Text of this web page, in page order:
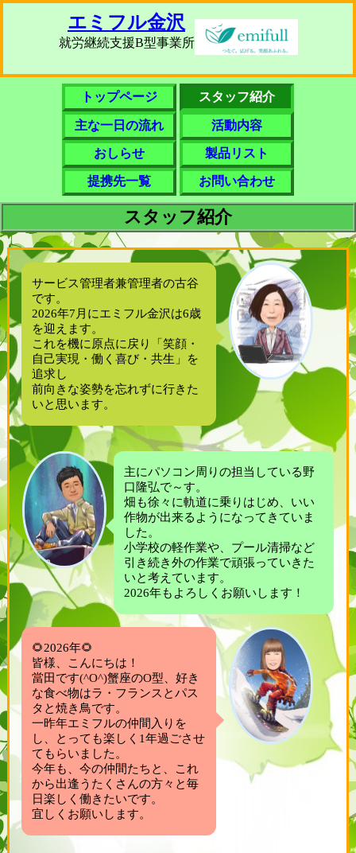
エミフル金沢
就労継続支援B型事業所
トップページ スタッフ紹介
主な一日の流れ 活動内容
おしらせ 製品リスト
提携先一覧 お問い合わせ
スタッフ紹介
サービス管理者兼管理者の古谷
です。
2026年7月にエミフル金沢は6歳
を迎えます。
これを機に原点に戻り「笑顔・
自己実現・働く喜び・共生」を
追求し
前向きな姿勢を忘れずに行きた
いと思います。
主にパソコン周りの担当している野
口隆弘で～す。
畑も徐々に軌道に乗りはじめ、いい
作物が出来るようになってきていま
した。
小学校の軽作業や、プール清掃など
引き続き外の作業で頑張っていきた
いと考えています。
2026年もよろしくお願いします！
🌻2026年🌻
皆様、こんにちは！
當田です(^O^)蟹座のO型、好き
な食べ物はラ・フランスとパス
タと焼き鳥です。
一昨年エミフルの仲間入りを
し、とっても楽しく1年過ごさせ
てもらいました。
今年も、今の仲間たちと、これ
から出逢うたくさんの方々と毎
日楽しく働きたいです。
宜しくお願いします。